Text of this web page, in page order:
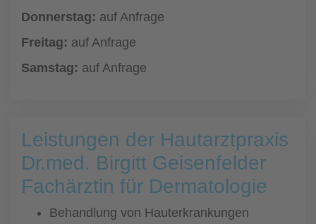
Donnerstag: auf Anfrage
Freitag: auf Anfrage
Samstag: auf Anfrage
Leistungen der Hautarztpraxis
Dr.med. Birgitt Geisenfelder
Fachärztin für Dermatologie
Behandlung von Hauterkrankungen